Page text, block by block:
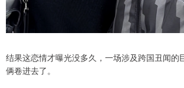
结果这恋情才曝光没多久，一场涉及跨国丑闻的
俩卷进去了。